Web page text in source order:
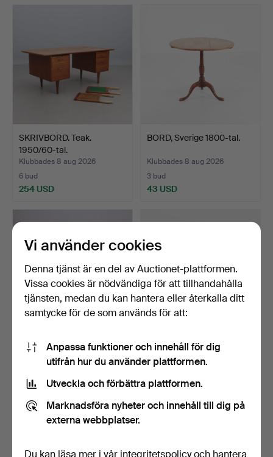
SKRIVBORD. Teak.
1950/60-tal.
Klubbades 8 aug 2026
6 bud
254 USD
BORD, Sverige 1800-tal.
Klubbades 8 aug 2026
3 bud
43 USD
ANDERS LÖFGREN.
lampbord, "Dallas", Tingst…
Klubbades 8 aug 2026
3 bud
RÖKBORD, bricka av
mässing, orientaliskt, …
Klubbades 8 aug 2026
2 bud
Vi använder cookies
Denna tjänst är en del av Auctionet-plattformen.
Vissa cookies är nödvändiga för att tillhandahålla
tjänsten, medan du kan hantera eller återkalla ditt
samtycke för de som används för att:
Anpassa funktioner och innehåll för dig
utifrån hur du använder plattformen.
Utveckla och förbättra plattformen.
Marknadsföra nyheter och innehåll till dig på
externa webbplatser.
Du kan läsa mer i vår integritetspolicyoch hantera